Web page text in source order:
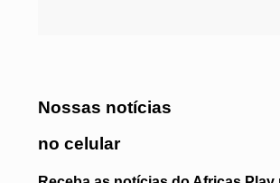
Nossas notícias
no celular